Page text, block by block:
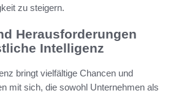
zu steigern.
Herausforderungen
Intelligenz
bringt vielfältige Chancen und
mit sich, die sowohl Unternehmen als